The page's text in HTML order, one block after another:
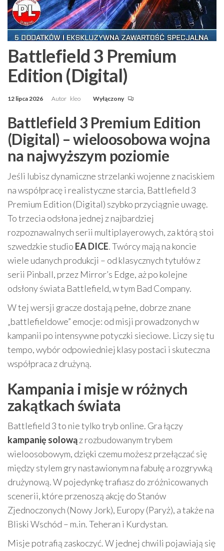
Battlefield 3 Premium
Edition (Digital)
12 lipca 2026 Autor kleo Wyłączony
Battlefield 3 Premium Edition
(Digital) – wieloosobowa wojna
na najwyższym poziomie
Jeśli lubisz dynamiczne strzelanki wojenne z naciskiem
na współpracę i realistyczne starcia, Battlefield 3
Premium Edition (Digital) szybko przyciągnie uwagę.
To trzecia odsłona jednej z najbardziej
rozpoznawalnych serii multiplayerowych, za którą stoi
szwedzkie studio EA DICE. Twórcy mają na koncie
wiele udanych produkcji – od klasycznych tytułów z
serii Pinball, przez Mirror’s Edge, aż po kolejne
odsłony świata Battlefield, w tym Bad Company.
W tej wersji gracze dostają pełne, dobrze znane
„battlefieldowe” emocje: od misji prowadzonych w
kampanii po intensywne potyczki sieciowe. Liczy się tu
tempo, wybór odpowiedniej klasy postaci i skuteczna
współpraca z drużyną.
Kampania i misje w różnych
zakątkach świata
Battlefield 3 to nie tylko tryb online. Gra łączy
kampanię solowąz rozbudowanym trybem
wieloosobowym, dzięki czemu możesz przełączać się
między stylem gry nastawionym na fabułę a rozgrywką
drużynową. W pojedynkę trafiasz do zróżnicowanych
scenerii, które przenoszą akcję do Stanów
Zjednoczonych (Nowy Jork), Europy (Paryż), a także na
Bliski Wschód – m.in. Teheran i Kurdystan.
Misje potrafią zaskoczyć. W jednej chwili pojawiają się